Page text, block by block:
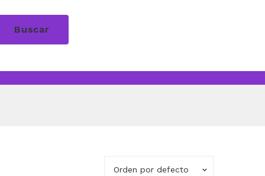
Buscar
Orden por defecto